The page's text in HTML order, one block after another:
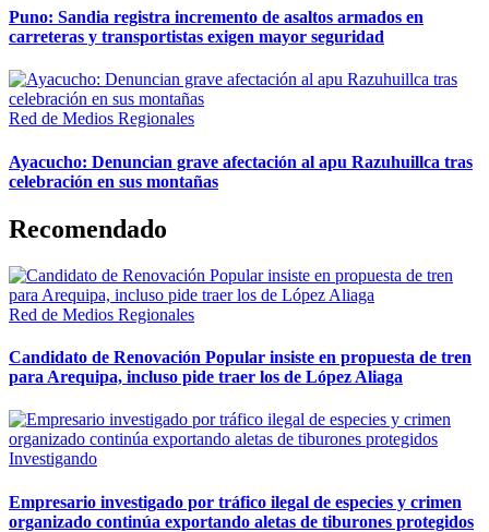
Puno: Sandia registra incremento de asaltos armados en
carreteras y transportistas exigen mayor seguridad
Red de Medios Regionales
Ayacucho: Denuncian grave afectación al apu Razuhuillca tras
celebración en sus montañas
Recomendado
Red de Medios Regionales
Candidato de Renovación Popular insiste en propuesta de tren
para Arequipa, incluso pide traer los de López Aliaga
Investigando
Empresario investigado por tráfico ilegal de especies y crimen
organizado continúa exportando aletas de tiburones protegidos